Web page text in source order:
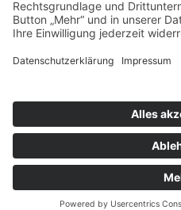
Impressum
Datenschutzerklärungen
Datenschutzerklärung
Eine Webseite von Pfeiffer-IT.com
Datenschutz für die Webseite